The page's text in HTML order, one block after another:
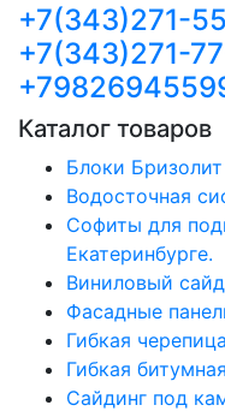
+7(343)271-
+7(343)271-
Каталог товаров
Блоки Бризолит
Водосточная
Софиты для
Екатеринбурге.
Виниловый
Фасадные
Гибкая черепица
Гибкая
Сайдинг под